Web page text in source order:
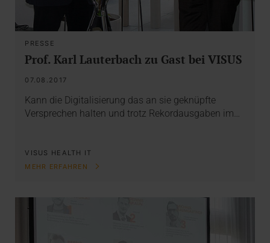
PRESSE
Prof. Karl Lauterbach zu Gast bei VISUS
07.08.2017
Kann die Digitalisierung das an sie geknüpfte
Versprechen halten und trotz Rekordausgaben im…
VISUS HEALTH IT
MEHR ERFAHREN